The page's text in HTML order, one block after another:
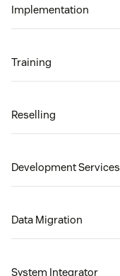
Implementation
Training
Reselling
Development Services
Data Migration
System Integrator